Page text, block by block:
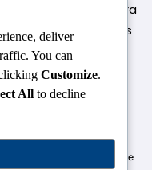
Venkateshwara
South Campus
110021
Pune
deliver
You can
Customize.
All to decline